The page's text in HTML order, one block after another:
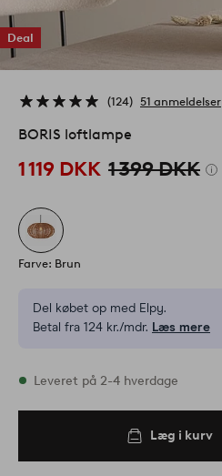
Deal
124 51 anmeldelser
BORIS loftlampe
1 119 DKK 1 399 DKK
Farve: Brun
Del købet op med Elpy.
Betal fra 124 kr./mdr. Læs mere
På lager
Leveret på 2-4 hverdage
Læg i kurv